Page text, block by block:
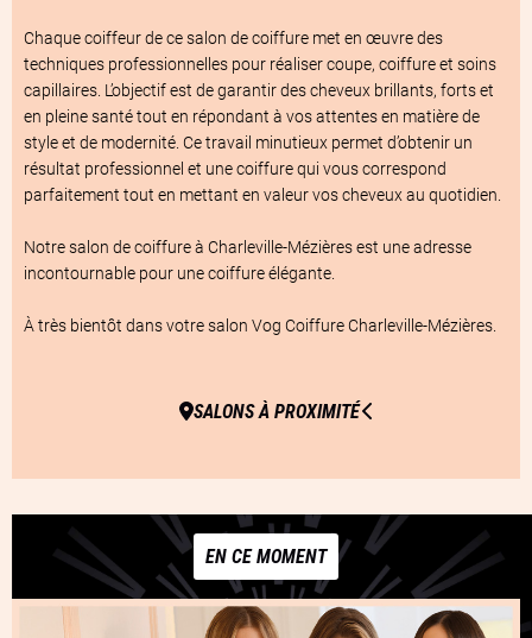
Chaque coiffeur de ce salon de coiffure met en œuvre des
techniques professionnelles pour réaliser coupe, coiffure et soins
capillaires. L’objectif est de garantir des cheveux brillants, forts et
en pleine santé tout en répondant à vos attentes en matière de
style et de modernité. Ce travail minutieux permet d’obtenir un
résultat professionnel et une coiffure qui vous correspond
parfaitement tout en mettant en valeur vos cheveux au quotidien.
Notre salon de coiffure à Charleville-Mézières est une adresse
incontournable pour une coiffure élégante.
À très bientôt dans votre salon Vog Coiffure Charleville-Mézières.
SALONS À PROXIMITÉ
EN CE MOMENT